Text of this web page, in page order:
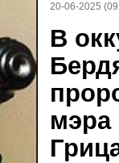
20-06-2025
В
мэра